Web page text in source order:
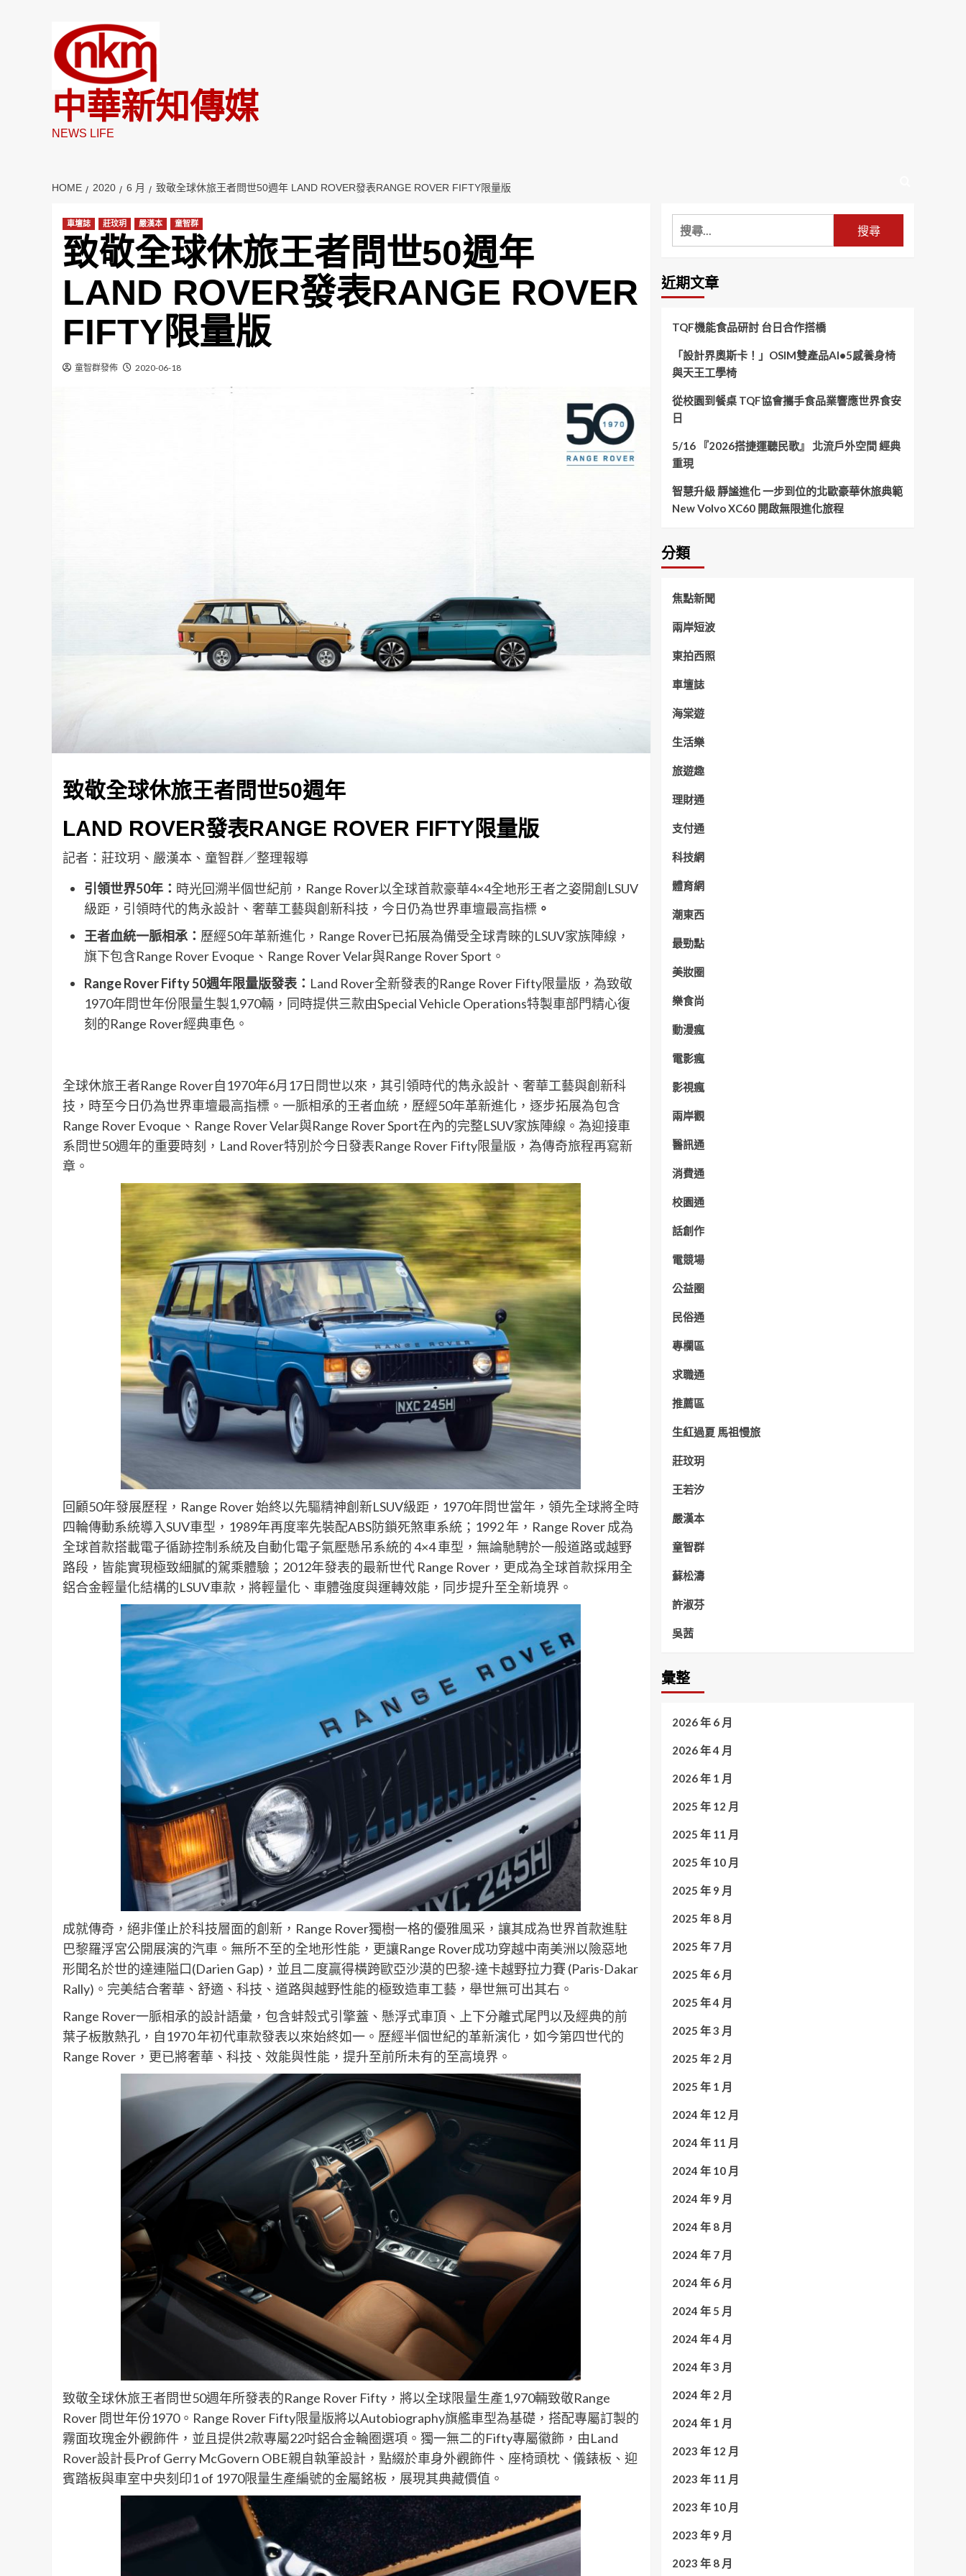
中華新知傳媒
NEWS LIFE
HOME 2020 6 月 致敬全球休旅王者問世50週年 LAND ROVER發表RANGE ROVER FIFTY限量版
車壇誌 莊玟玥 嚴漢本 童智群
致敬全球休旅王者問世50週年
LAND ROVER發表RANGE ROVER
FIFTY限量版
童智群發佈 2020-06-18
致敬全球休旅王者問世50週年
LAND ROVER發表RANGE ROVER FIFTY限量版
記者：莊玟玥、嚴漢本、童智群／整理報導
引領世界50年： 時光回溯半個世紀前，Range Rover以全球首款豪華4×4全地形王者之姿開創LSUV
級距，引領時代的雋永設計、奢華工藝與創新科技，今日仍為世界車壇最高指標 。
王者血統一脈相承： 歷經50年革新進化，Range Rover已拓展為備受全球青睞的LSUV家族陣線，
旗下包含Range Rover Evoque、Range Rover Velar與Range Rover Sport。
Range Rover Fifty 50週年限量版發表： Land Rover全新發表的Range Rover Fifty限量版，為致敬
1970年問世年份限量生製1,970輛，同時提供三款由Special Vehicle Operations特製車部門精心復
刻的Range Rover經典車色。
全球休旅王者Range Rover自1970年6月17日問世以來，其引領時代的雋永設計、奢華工藝與創新科
技，時至今日仍為世界車壇最高指標。一脈相承的王者血統，歷經50年革新進化，逐步拓展為包含
Range Rover Evoque、Range Rover Velar與Range Rover Sport在內的完整LSUV家族陣線。為迎接車
系問世50週年的重要時刻，Land Rover特別於今日發表Range Rover Fifty限量版，為傳奇旅程再寫新
章。
回顧50年發展歷程，Range Rover 始終以先驅精神創新LSUV級距，1970年問世當年，領先全球將全時
四輪傳動系統導入SUV車型，1989年再度率先裝配ABS防鎖死煞車系統；1992 年，Range Rover 成為
全球首款搭載電子循跡控制系統及自動化電子氣壓懸吊系統的 4×4 車型，無論馳騁於一般道路或越野
路段，皆能實現極致細膩的駕乘體驗；2012年發表的最新世代 Range Rover，更成為全球首款採用全
鋁合金輕量化結構的LSUV車款，將輕量化、車體強度與運轉效能，同步提升至全新境界。
成就傳奇，絕非僅止於科技層面的創新，Range Rover獨樹一格的優雅風采，讓其成為世界首款進駐
巴黎羅浮宮公開展演的汽車。無所不至的全地形性能，更讓Range Rover成功穿越中南美洲以險惡地
形聞名於世的達連隘口(Darien Gap)，並且二度贏得橫跨歐亞沙漠的巴黎-達卡越野拉力賽 (Paris-Dakar
Rally)。完美結合奢華、舒適、科技、道路與越野性能的極致造車工藝，舉世無可出其右。
Range Rover一脈相承的設計語彙，包含蚌殼式引擎蓋、懸浮式車頂、上下分離式尾門以及經典的前
葉子板散熱孔，自1970 年初代車款發表以來始終如一。歷經半個世紀的革新演化，如今第四世代的
Range Rover，更已將奢華、科技、效能與性能，提升至前所未有的至高境界。
致敬全球休旅王者問世50週年所發表的Range Rover Fifty，將以全球限量生產1,970輛致敬Range
Rover 問世年份1970。Range Rover Fifty限量版將以Autobiography旗艦車型為基礎，搭配專屬訂製的
霧面玫瑰金外觀飾件，並且提供2款專屬22吋鋁合金輪圈選項。獨一無二的Fifty專屬徽飾，由Land
Rover設計長Prof Gerry McGovern OBE親自執筆設計，點綴於車身外觀飾件、座椅頭枕、儀錶板、迎
賓踏板與車室中央刻印1 of 1970限量生產編號的金屬銘板，展現其典藏價值。
搜
尋
鍵
字:
近期文章
TQF機能食品研討 台日合作搭橋
「設計界奧斯卡！」OSIM雙產品AI•5感養身椅
與天王工學椅
從校園到餐桌 TQF協會攜手食品業響應世界食安
日
5/16 『2026搭捷運聽民歌』 北流戶外空間 經典
重現
智慧升級 靜謐進化 一步到位的北歐豪華休旅典範
New Volvo XC60 開啟無限進化旅程
分類
焦點新聞
兩岸短波
東拍西照
車壇誌
海棠遊
生活樂
旅遊趣
理財通
支付通
科技網
體育網
潮東西
最勁點
美妝圈
樂食尚
動漫瘋
電影瘋
影視瘋
兩岸觀
醫訊通
消費通
校園通
話創作
電競場
公益圈
民俗通
專欄區
求職通
推薦區
生紅過夏 馬祖慢旅
莊玟玥
王若汐
嚴漢本
童智群
蘇松濤
許淑芬
吳茜
彙整
2026 年 6 月
2026 年 4 月
2026 年 1 月
2025 年 12 月
2025 年 11 月
2025 年 10 月
2025 年 9 月
2025 年 8 月
2025 年 7 月
2025 年 6 月
2025 年 4 月
2025 年 3 月
2025 年 2 月
2025 年 1 月
2024 年 12 月
2024 年 11 月
2024 年 10 月
2024 年 9 月
2024 年 8 月
2024 年 7 月
2024 年 6 月
2024 年 5 月
2024 年 4 月
2024 年 3 月
2024 年 2 月
2024 年 1 月
2023 年 12 月
2023 年 11 月
2023 年 10 月
2023 年 9 月
2023 年 8 月